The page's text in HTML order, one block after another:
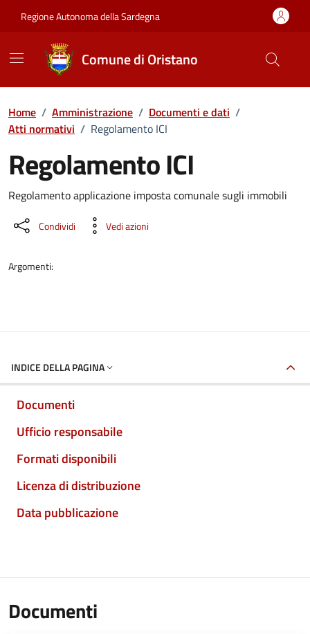
Regione Autonoma della Sardegna
Comune di Oristano
Home / Amministrazione / Documenti e dati /
Atti normativi / Regolamento ICI
Regolamento ICI
Dettaglio del documento
Regolamento applicazione imposta comunale sugli immobili
Condividi Vedi azioni
Argomenti:
INDICE DELLA PAGINA
Documenti
Ufficio responsabile
Formati disponibili
Licenza di distribuzione
Data pubblicazione
Documenti